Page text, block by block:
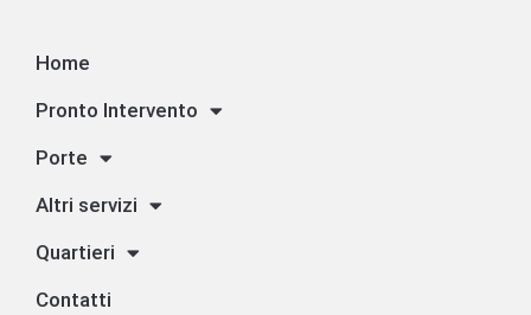
Home
Pronto Intervento
Porte
Altri servizi
Quartieri
Contatti